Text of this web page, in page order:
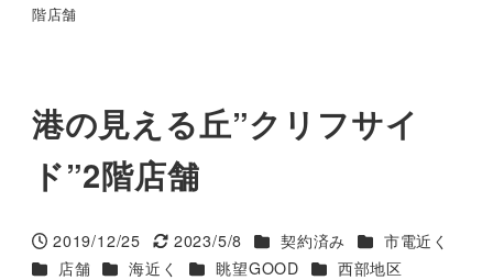
階店舗
港の見える丘”クリフサイ
ド”2階店舗
投稿日
2019/12/25
更新日
2023/5/8 カテゴリー
契約済み カテゴリー
市電近く
カテゴリー
店舗 カテゴリー
海近く カテゴリー
眺望GOOD カテゴリー
西部地区